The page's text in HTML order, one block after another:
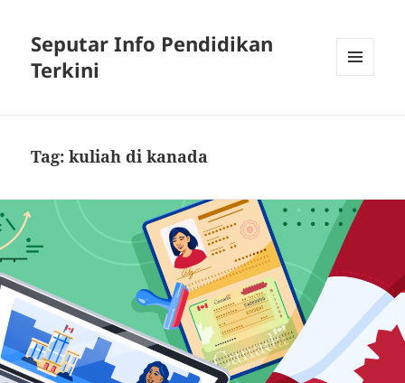
Seputar Info Pendidikan
Terkini
Tag:kuliah di kanada